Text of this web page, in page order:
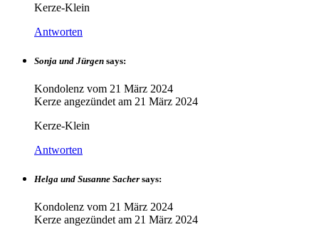
Kerze-Klein
Antworten
Sonja und Jürgen says:
Kondolenz vom 21 März 2024
Kerze angezündet am 21 März 2024
Kerze-Klein
Antworten
Helga und Susanne Sacher says:
Kondolenz vom 21 März 2024
Kerze angezündet am 21 März 2024